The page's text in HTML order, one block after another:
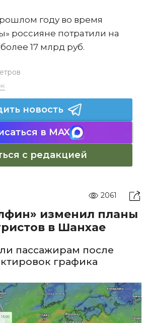
году во время
россияне потратили на
17 млрд руб.
новость
в MAX
с редакцией
2061
изменил планы
в Шанхае
пассажирам после
графика